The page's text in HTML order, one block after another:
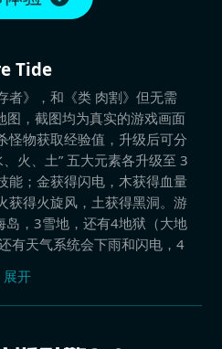
Tide
者》，和《类 肉割》但无需
图，截图均为真实的游戏画面
怪物获取经验值，升级后可分
火、土” 五大元素各升级至 3
能；金获得闪电，木获得血量
获得火旋风，土获得黑洞。游
，3雪地，还有4地狱（大地
有天气系统会下雨和闪电，4
20 波即可获得该关卡胜利。
展开